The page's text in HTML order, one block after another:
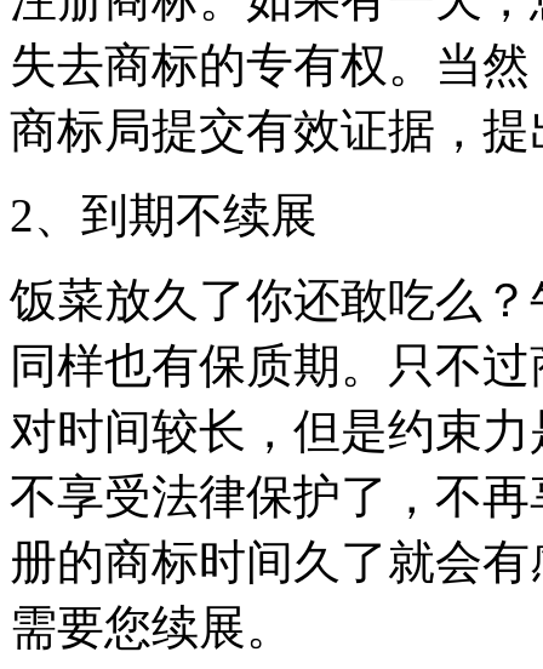
失去商标的专有权。当
商标局提交有效证据，
2、到期不续展
饭菜放久了你还敢吃么
同样也有保质期。只不
对时间较长，但是约束
不享受法律保护了，不
册的商标时间久了就会
需要您续展。